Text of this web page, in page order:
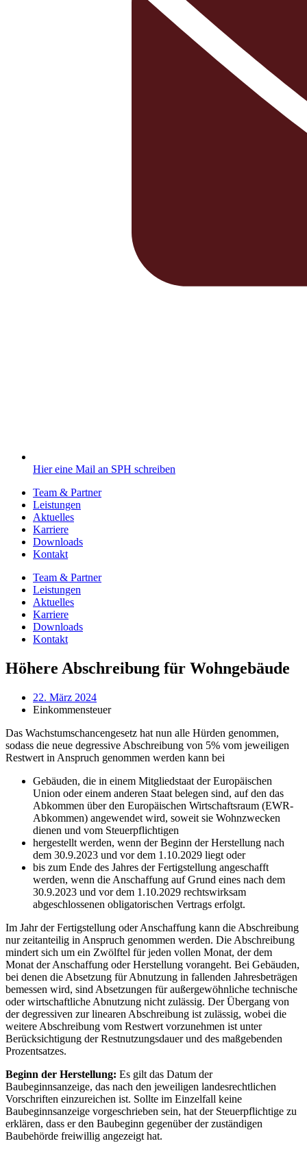
Hier eine Mail an SPH schreiben
Team & Partner
Leistungen
Aktuelles
Karriere
Downloads
Kontakt
Team & Partner
Leistungen
Aktuelles
Karriere
Downloads
Kontakt
Höhere Abschreibung für Wohngebäude
22. März 2024
Einkommensteuer
Das Wachstumschancengesetz hat nun alle Hürden genommen,
sodass die neue degressive Abschreibung von 5% vom jeweiligen
Restwert in Anspruch genommen werden kann bei
Gebäuden, die in einem Mitgliedstaat der Europäischen
Union oder einem anderen Staat belegen sind, auf den das
Abkommen über den Europäischen Wirtschaftsraum (EWR-
Abkommen) angewendet wird, soweit sie Wohnzwecken
dienen und vom Steuerpflichtigen
hergestellt werden, wenn der Beginn der Herstellung nach
dem 30.9.2023 und vor dem 1.10.2029 liegt oder
bis zum Ende des Jahres der Fertigstellung angeschafft
werden, wenn die Anschaffung auf Grund eines nach dem
30.9.2023 und vor dem 1.10.2029 rechtswirksam
abgeschlossenen obligatorischen Vertrags erfolgt.
Im Jahr der Fertigstellung oder Anschaffung kann die Abschreibung
nur zeitanteilig in Anspruch genommen werden. Die Abschreibung
mindert sich um ein Zwölftel für jeden vollen Monat, der dem
Monat der Anschaffung oder Herstellung vorangeht. Bei Gebäuden,
bei denen die Absetzung für Abnutzung in fallenden Jahresbeträgen
bemessen wird, sind Absetzungen für außergewöhnliche technische
oder wirtschaftliche Abnutzung nicht zulässig. Der Übergang von
der degressiven zur linearen Abschreibung ist zulässig, wobei die
weitere Abschreibung vom Restwert vorzunehmen ist unter
Berücksichtigung der Restnutzungsdauer und des maßgebenden
Prozentsatzes.
Beginn der Herstellung: Es gilt das Datum der
Baubeginnsanzeige, das nach den jeweiligen landesrechtlichen
Vorschriften einzureichen ist. Sollte im Einzelfall keine
Baubeginnsanzeige vorgeschrieben sein, hat der Steuerpflichtige zu
erklären, dass er den Baubeginn gegenüber der zuständigen
Baubehörde freiwillig angezeigt hat.